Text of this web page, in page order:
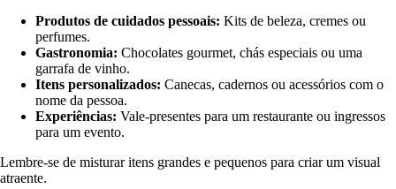
Produtos de cuidados pessoais: Kits de beleza, cremes ou
perfumes.
Gastronomia: Chocolates gourmet, chás especiais ou uma
garrafa de vinho.
Itens personalizados: Canecas, cadernos ou acessórios com o
nome da pessoa.
Experiências: Vale-presentes para um restaurante ou ingressos
para um evento.
Lembre-se de misturar itens grandes e pequenos para criar um visual
atraente.